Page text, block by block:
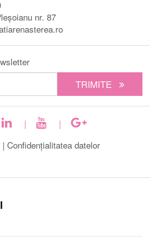
nr. 87
TRIMITE
|
|
| Confidențialitatea datelor